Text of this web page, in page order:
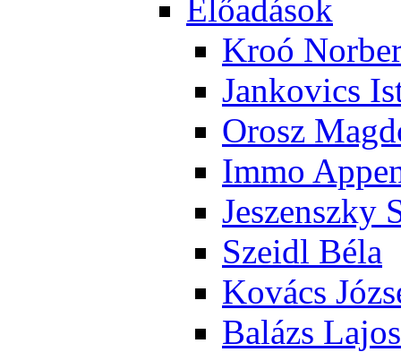
Elő­adá­sok
Kroó
Jan­ko­vics
Orosz
Im­mo
Je­szensz­ky
Szeidl Bé­la
Ko­vács
Ba­lázs La­jos